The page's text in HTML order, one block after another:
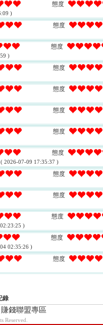
態度
)
態度
態度
)
態度
態度
態度
態度
態度
( 2026-07-09 17:35:37 )
態度
態度
態度
)
態度
02:35:26 )
態度
錄
賺錢聯盟專區
Reserved.